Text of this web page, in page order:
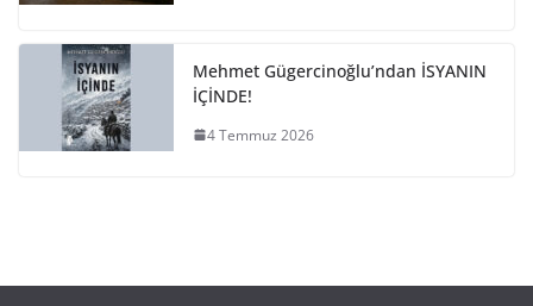
Mehmet Gügercinoğlu’ndan İSYANIN
İÇİNDE!
4 Temmuz 2026